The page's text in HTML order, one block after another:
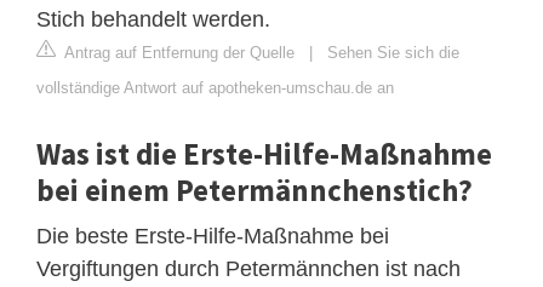
Stich behandelt werden.
Antrag auf Entfernung der Quelle | Sehen Sie sich die
vollständige Antwort auf apotheken-umschau.de an
Was ist die Erste-Hilfe-Maßnahme
bei einem Petermännchenstich?
Die beste Erste-Hilfe-Maßnahme bei
Vergiftungen durch Petermännchen ist nach